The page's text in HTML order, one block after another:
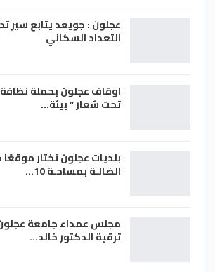
عجلون : جويعد يتابع سير
التعداد السكاني
اوقاف عجلون بحملة
تحت شعار ” بيئة…
بلديات عجلون تختار
الضالـة بمساحـة 10…
مجلس عمداء جامعة
ترقية الدكتور خالد…